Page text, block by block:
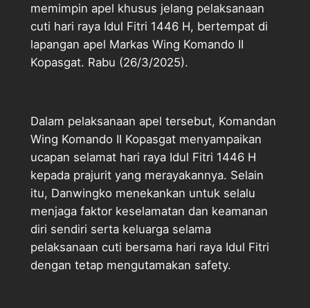
memimpin apel khusus jelang pelaksanaan
cuti hari raya Idul Fitri 1446 H, bertempat di
lapangan apel Markas Wing Komando II
Kopasgat. Rabu (26/3/2025).
Dalam pelaksanaan apel tersebut, Komandan
Wing Komando II Kopasgat menyampaikan
ucapan selamat hari raya Idul Fitri 1446 H
kepada prajurit yang merayakannya. Selain
itu, Danwingko menekankan untuk selalu
menjaga faktor keselamatan dan keamanan
diri sendiri serta keluarga selama
pelaksanaan cuti bersama hari raya Idul Fitri
dengan tetap mengutamakan safety.